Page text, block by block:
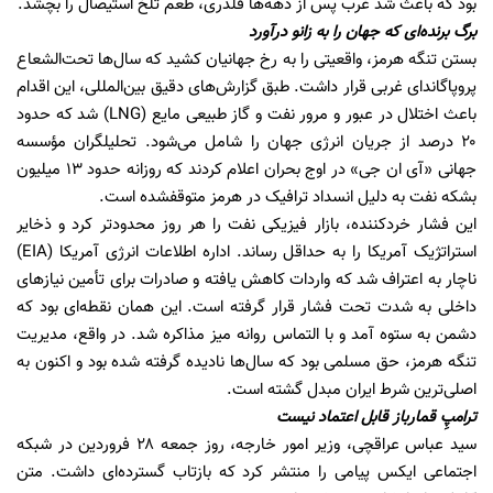
برگ برنده‌ای که جهان را به زانو درآورد
بستن تنگه هرمز، واقعیتی را به رخ جهانیان کشید که سال‌ها تحت‌الشعاع
پروپاگاندای غربی قرار داشت. طبق گزارش‌های دقیق بین‌المللی، این اقدام
باعث اختلال در عبور و مرور نفت و گاز طبیعی مایع (LNG) شد که حدود
۲۰ درصد از جریان انرژی جهان را شامل می‌شود. تحلیلگران مؤسسه
جهانی «آی ان جی» در اوج بحران اعلام کردند که روزانه حدود ۱۳ میلیون
بشکه نفت به دلیل انسداد ترافیک در هرمز متوقفشده است.
این فشار خردکننده، بازار فیزیکی نفت را هر روز محدودتر کرد و ذخایر
استراتژیک آمریکا را به حداقل رساند. اداره اطلاعات انرژی آمریکا (EIA)
ناچار به اعتراف شد که واردات کاهش یافته و صادرات برای تأمین نیازهای
داخلی به شدت تحت فشار قرار گرفته است. این همان نقطه‌ای بود که
دشمن به ستوه آمد و با التماس روانه میز مذاکره شد. در واقع، مدیریت
تنگه هرمز، حق مسلمی بود که سال‌ها نادیده گرفته شده بود و اکنون به
اصلی‌ترین شرط ایران مبدل گشته است.
ترامپِ قمارباز قابل اعتماد نیست
سید عباس عراقچی، وزیر امور خارجه، روز جمعه ۲۸ فروردین در شبکه
اجتماعی ایکس پیامی را منتشر کرد که بازتاب گسترده‌ای داشت. متن